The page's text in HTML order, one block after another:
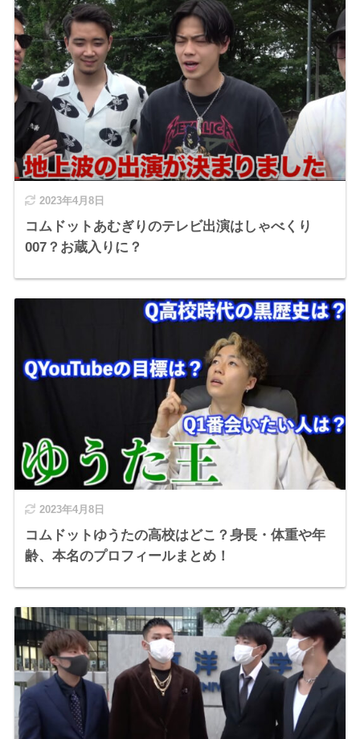
2023年4月8日
コムドットあむぎりのテレビ出演はしゃべくり
007？お蔵入りに？
2023年4月8日
コムドットゆうたの高校はどこ？身長・体重や年
齢、本名のプロフィールまとめ！